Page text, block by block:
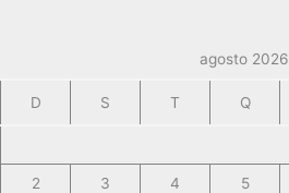
agosto 2026
D S T Q
2 3 4 5